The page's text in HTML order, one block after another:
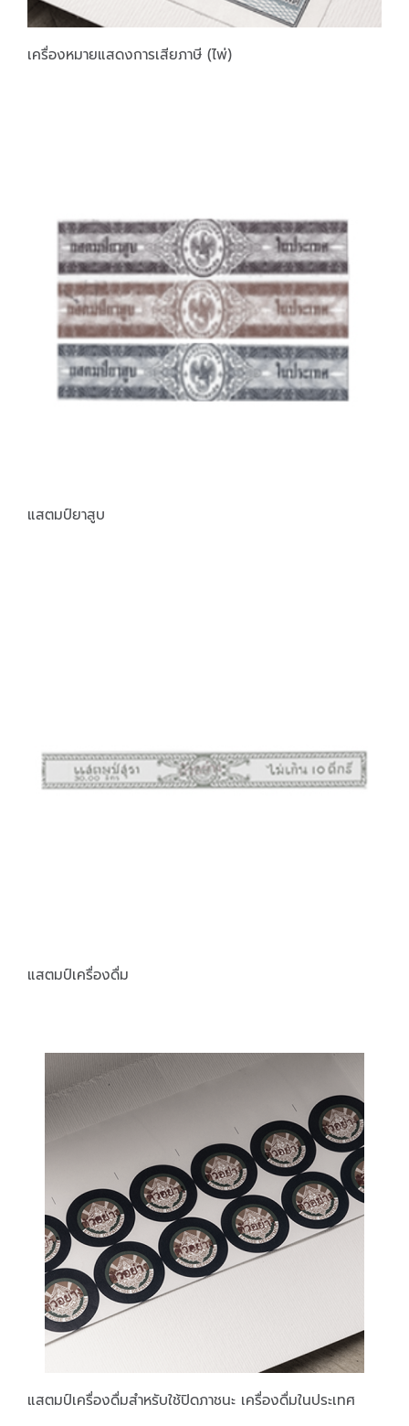
เครื่องหมายแสดงการเสียภาษี (ไพ่)
แสตมป์ยาสูบ
แสตมป์เครื่องดื่ม
แสตมป์เครื่องดื่มสำหรับใช้ปิดภาชนะ เครื่องดื่มในประเทศ